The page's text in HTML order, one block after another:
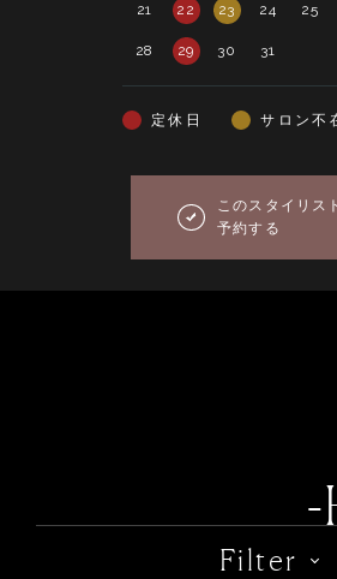
21 22 23 24 25
28 29 30 31
定休日 サロン不
このスタイリス
予約する
-
Filter